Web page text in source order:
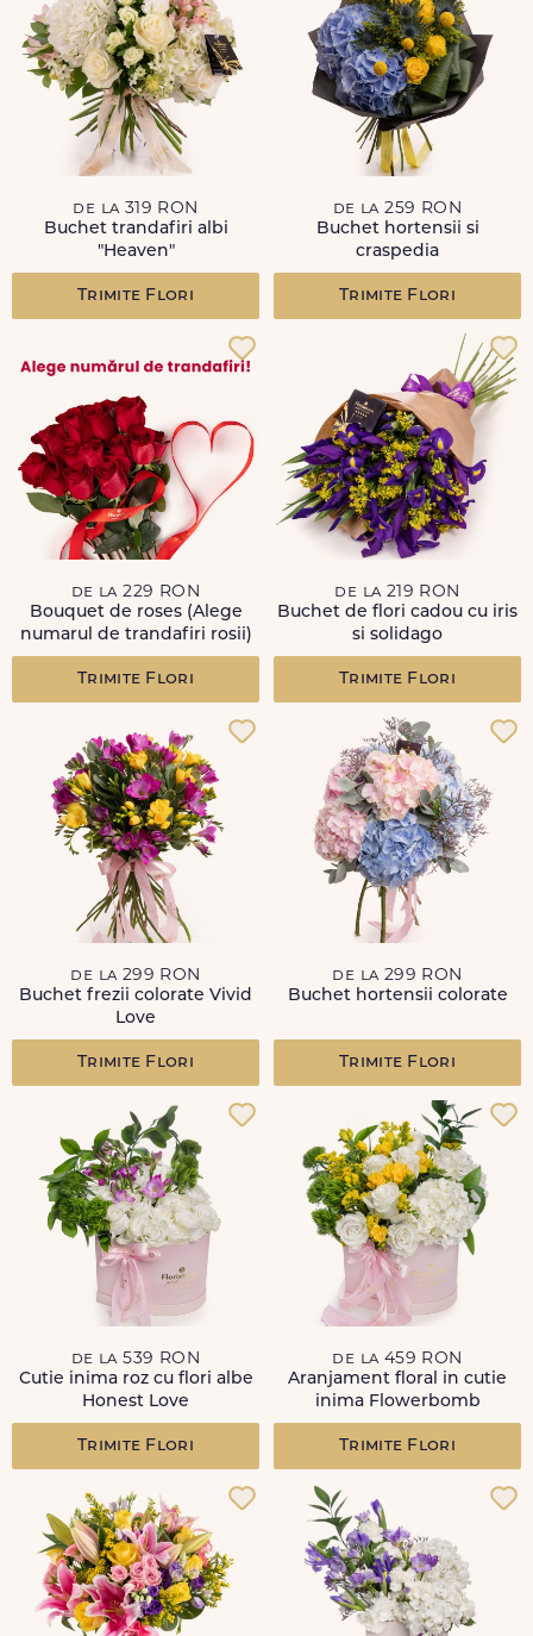
de la 319 RON
Buchet trandafiri albi
"Heaven"
Trimite Flori
de la 259 RON
Buchet hortensii si
craspedia
Trimite Flori
de la 229 RON
Bouquet de roses (Alege
numarul de trandafiri rosii)
Trimite Flori
de la 219 RON
Buchet de flori cadou cu iris
si solidago
Trimite Flori
de la 299 RON
Buchet frezii colorate Vivid
Love
Trimite Flori
de la 299 RON
Buchet hortensii colorate
Trimite Flori
de la 539 RON
Cutie inima roz cu flori albe
Honest Love
Trimite Flori
de la 459 RON
Aranjament floral in cutie
inima Flowerbomb
Trimite Flori